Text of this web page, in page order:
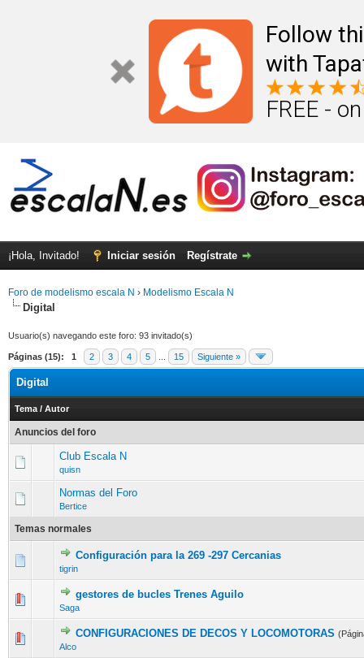
Follow
with
FREE -
¡Hola, Invitado! Iniciar sesión Regístrate
Foro de modelismo escala N › Modelismo Escala N
Digital
Usuario(s) navegando este foro: 93 invitado(s)
Páginas (15): 1 2 3 4 5 15 Siguiente »
Digital
Tema / Autor
Anuncios del foro
Club Escala N
quisn
Normas del Foro
Bertice
Temas normales
Configuración para la 269 -297 Cercanias
tigrin
gestores de bucles Trenes Aguilo
Saga
CONFIGURACIONES DE DECOS Y LOCOMOTORAS
Alco